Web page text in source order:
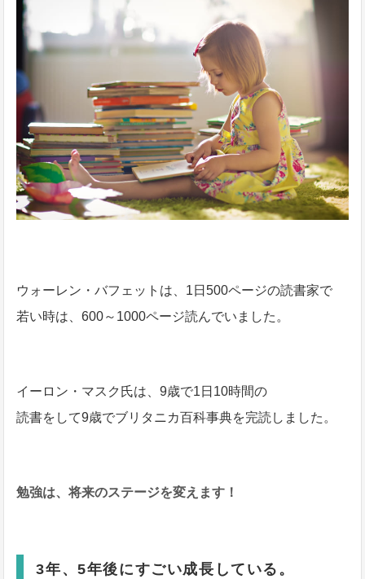
ウォーレン・バフェットは、1日500ページの読書家で
若い時は、600～1000ページ読んでいました。
イーロン・マスク氏は、9歳で1日10時間の
読書をして9歳でブリタニカ百科事典を完読しました。
勉強は、将来のステージを変えます！
3年、5年後にすごい成長している。